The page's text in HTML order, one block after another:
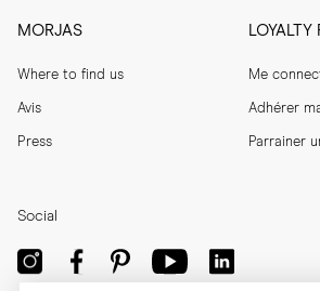
MORJAS
Where to find us
Avis
Press
LOYALTY
Me
Adhérer
Parrainer
Social